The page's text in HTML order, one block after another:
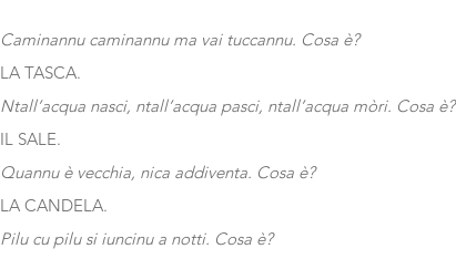
Caminannu caminannu ma vai tuccannu. Cosa è?
LA TASCA.
Ntall’acqua nasci, ntall’acqua pasci, ntall’acqua mòri. Cosa è?
IL SALE.
Quannu è vecchia, nica addiventa. Cosa è?
LA CANDELA.
Pilu cu pilu si iuncinu a notti. Cosa è?